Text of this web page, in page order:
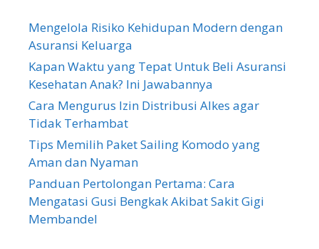
Mengelola Risiko Kehidupan Modern dengan
Asuransi Keluarga
Kapan Waktu yang Tepat Untuk Beli Asuransi
Kesehatan Anak? Ini Jawabannya
Cara Mengurus Izin Distribusi Alkes agar
Tidak Terhambat
Tips Memilih Paket Sailing Komodo yang
Aman dan Nyaman
Panduan Pertolongan Pertama: Cara
Mengatasi Gusi Bengkak Akibat Sakit Gigi
Membandel